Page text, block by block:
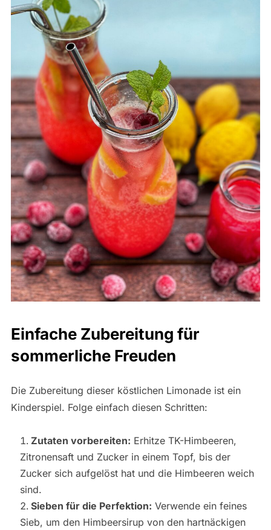
Einfache Zubereitung für
sommerliche Freuden
Die Zubereitung dieser köstlichen Limonade ist ein
Kinderspiel. Folge einfach diesen Schritten:
Zutaten vorbereiten: Erhitze TK-Himbeeren,
Zitronensaft und Zucker in einem Topf, bis der
Zucker sich aufgelöst hat und die Himbeeren weich
sind.
Sieben für die Perfektion: Verwende ein feines
Sieb, um den Himbeersirup von den hartnäckigen